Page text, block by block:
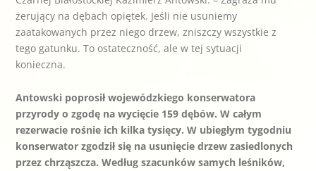
żerujący na dębach opiętek. Jeśli nie usuniemy
zaatakowanych przez niego drzew, zniszczy wszystkie z
tego gatunku. To ostateczność, ale w tej sytuacji
konieczna.
Antowski poprosił wojewódzkiego konserwatora
przyrody o zgodę na wycięcie 159 dębów. W całym
rezerwacie rośnie ich kilka tysięcy. W ubiegłym tygodniu
konserwator zgodził się na usunięcie drzew zasiedlonych
przez chrząszcza. Według szacunków samych leśników,